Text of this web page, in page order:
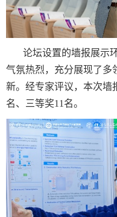
论坛设置的墙报展示
气氛热烈，充分展现了多
新。经专家评议，本次墙
名、三等奖11 名。